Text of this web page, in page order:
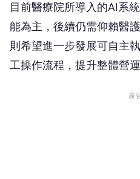
目前醫療院所導入的AI系
能為主，後續仍需仰賴醫
則希望進一步發展可自主
工操作流程，提升整體營運
廣